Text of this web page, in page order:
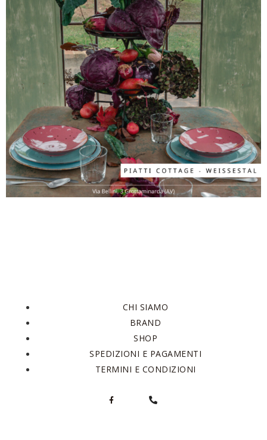
CHI SIAMO
BRAND
SHOP
SPEDIZIONI E PAGAMENTI
TERMINI E CONDIZIONI